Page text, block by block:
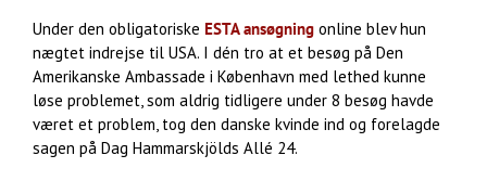
Under den obligatoriske ESTA ansøgning online blev hun
nægtet indrejse til USA. I dén tro at et besøg på Den
Amerikanske Ambassade i København med lethed kunne
løse problemet, som aldrig tidligere under 8 besøg havde
været et problem, tog den danske kvinde ind og forelagde
sagen på Dag Hammarskjölds Allé 24.